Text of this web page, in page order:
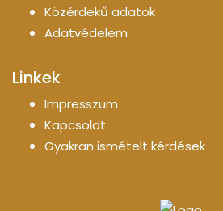
Közérdekű adatok
Adatvédelem
Linkek
Impresszum
Kapcsolat
Gyakran ismételt kérdések